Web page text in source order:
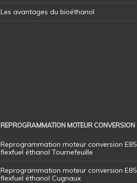
Les avantages du bioéthanol
REPROGRAMMATION MOTEUR CONVERSION
Reprogrammation moteur conversion E85
flexfuel éthanol Tournefeuille
Reprogrammation moteur conversion E85
flexfuel éthanol Cugnaux